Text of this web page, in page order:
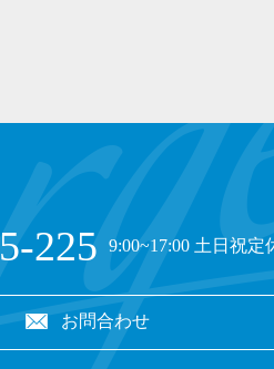
225 9:00~17:00 土日祝定
お問合わせ